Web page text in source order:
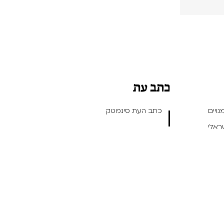
כתב עת
כתב העת סינמטק